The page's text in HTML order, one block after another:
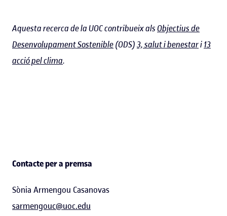
Aquesta recerca de la UOC contribueix alsObjectius de
Desenvolupament Sostenible(ODS)3, salut i benestari13
acció pel clima.
Contacte per a premsa
Sònia Armengou Casanovas
sarmengouc@uoc.edu